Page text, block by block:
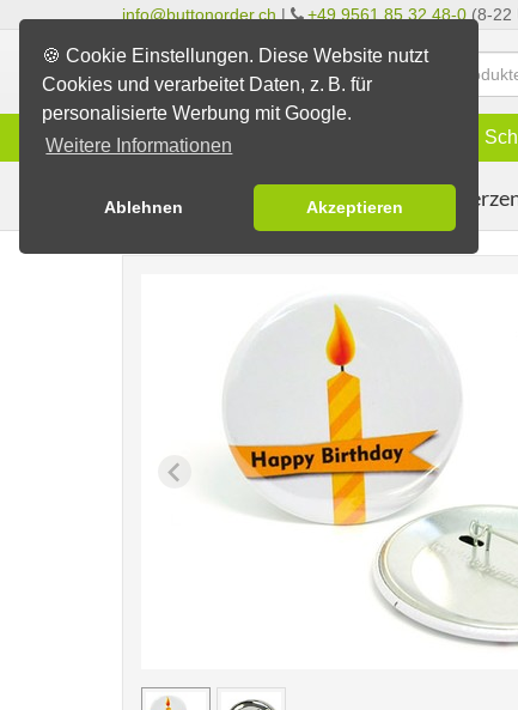
🍪 Cookie Einstellungen. Diese Website nutzt
Cookies und verarbeitet Daten, z. B. für
personalisierte Werbung mit Google.
Weitere Informationen
Ablehnen Akzeptieren
info@buttonorder.ch | +49 9561 85 32 48-0 (8-22
Infos
Fertig-Sortiment Geburtstage Motiv
< /picture>